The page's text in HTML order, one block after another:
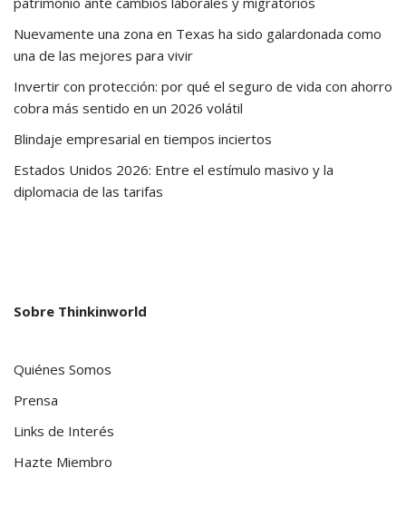
Nuevamente una zona en Texas ha sido galardonada como
una de las mejores para vivir
Invertir con protección: por qué el seguro de vida con ahorro
cobra más sentido en un 2026 volátil
Blindaje empresarial en tiempos inciertos
Estados Unidos 2026: Entre el estímulo masivo y la
diplomacia de las tarifas
Sobre Thinkinworld
Quiénes Somos
Prensa
Links de Interés
Hazte Miembro